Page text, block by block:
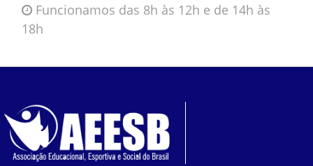
Funcionamos das 8h às 12h e de 14h às
18h